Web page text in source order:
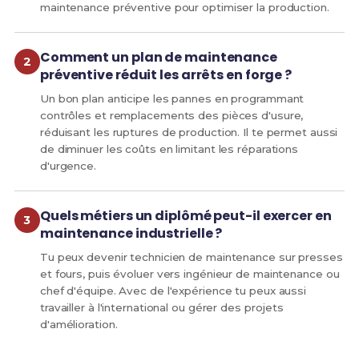
maintenance préventive pour optimiser la production.
Comment un plan de maintenance
préventive réduit les arrêts en forge ?
Un bon plan anticipe les pannes en programmant
contrôles et remplacements des pièces d'usure,
réduisant les ruptures de production. Il te permet aussi
de diminuer les coûts en limitant les réparations
d'urgence.
Quels métiers un diplômé peut-il exercer en
maintenance industrielle ?
Tu peux devenir technicien de maintenance sur presses
et fours, puis évoluer vers ingénieur de maintenance ou
chef d'équipe. Avec de l'expérience tu peux aussi
travailler à l'international ou gérer des projets
d'amélioration.